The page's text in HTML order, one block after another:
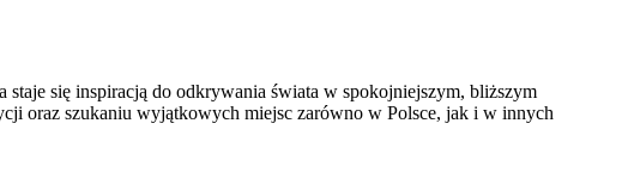
się inspiracją do odkrywania świata w spokojniejszym, bliższym
oraz szukaniu wyjątkowych miejsc zarówno w Polsce, jak i w innych